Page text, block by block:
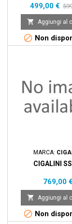
Prezzo
499,00 €
 Aggiungi al
 Non
MARCA:
CIGALINI
Prezzo
769,00 €
 Aggiungi al
 Non